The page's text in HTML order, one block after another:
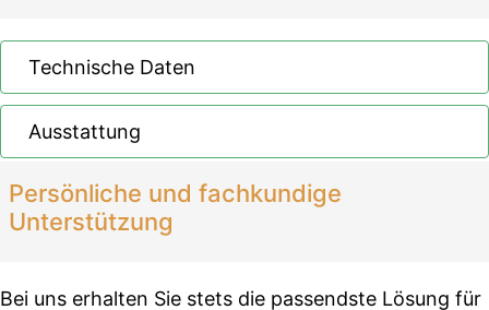
Technische Daten
Ausstattung
Persönliche und fachkundige
Unterstützung
Bei uns erhalten Sie stets die passendste Lösung für